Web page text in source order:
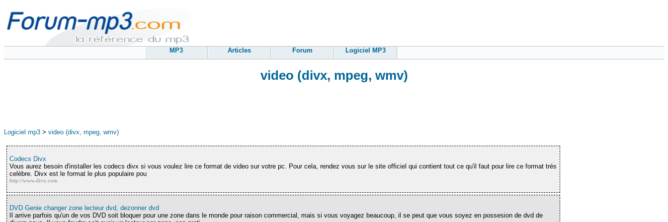
MP3 Articles Forum Logiciel MP3
video (divx, mpeg, wmv)
Logiciel mp3 > video (divx, mpeg, wmv)
Codecs Divx
Vous aurez besoin d'installer les codecs divx si vous voulez lire ce format de video sur votre pc. Pour cela, rendez vous sur le site officiel qui contient tout ce qu'il faut pour lire ce format trés
celèbre. Divx est le format le plus populaire pou
http://www.divx.com
DVD Genie changer zone lecteur dvd, dezonner dvd
Il arrive parfois qu'un de vos DVD soit bloquer pour une zone dans le monde pour raison commercial, mais si vous voyagez beaucoup, il se peut que vous soyez en possesion de dvd de